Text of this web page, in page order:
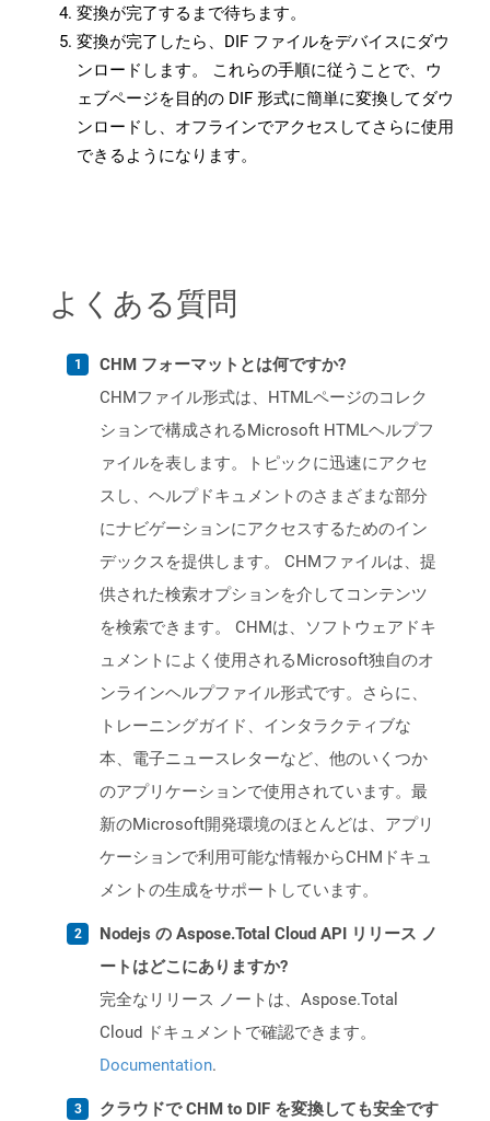
変換が完了するまで待ちます。
変換が完了したら、DIF ファイルをデバイスにダウ
ンロードします。 これらの手順に従うことで、ウ
ェブページを目的の DIF 形式に簡単に変換してダウ
ンロードし、オフラインでアクセスしてさらに使用
できるようになります。
よくある質問
CHM フォーマットとは何ですか?
CHMファイル形式は、HTMLページのコレク
ションで構成されるMicrosoft HTMLヘルプフ
ァイルを表します。トピックに迅速にアクセ
スし、ヘルプドキュメントのさまざまな部分
にナビゲーションにアクセスするためのイン
デックスを提供します。 CHMファイルは、提
供された検索オプションを介してコンテンツ
を検索できます。 CHMは、ソフトウェアドキ
ュメントによく使用されるMicrosoft独自のオ
ンラインヘルプファイル形式です。さらに、
トレーニングガイド、インタラクティブな
本、電子ニュースレターなど、他のいくつか
のアプリケーションで使用されています。最
新のMicrosoft開発環境のほとんどは、アプリ
ケーションで利用可能な情報からCHMドキュ
メントの生成をサポートしています。
Nodejs の Aspose.Total Cloud API リリース ノ
ートはどこにありますか?
完全なリリース ノートは、Aspose.Total
Cloud ドキュメントで確認できます。
Documentation.
クラウドで CHM to DIF を変換しても安全です